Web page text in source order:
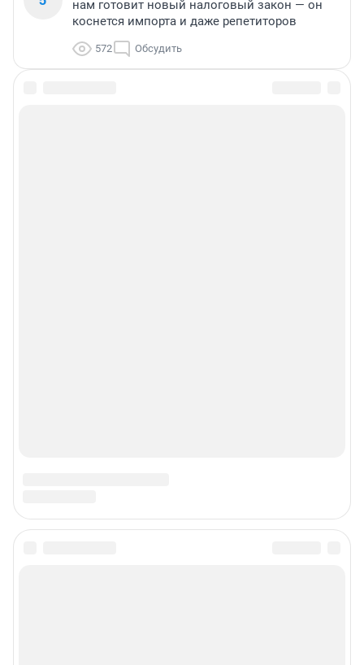
нам готовит новый налоговый закон — он
коснется импорта и даже репетиторов
572 Обсудить